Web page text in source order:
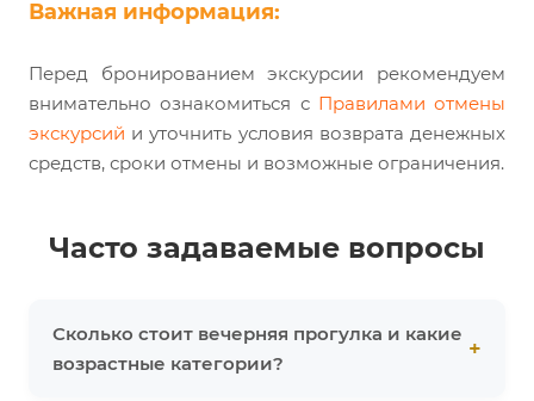
Важная информация:
Перед бронированием экскурсии рекомендуем
внимательно ознакомиться с Правилами отмены
экскурсий и уточнить условия возврата денежных
средств, сроки отмены и возможные ограничения.
Часто задаваемые вопросы
Сколько стоит вечерняя прогулка и какие
возрастные категории?